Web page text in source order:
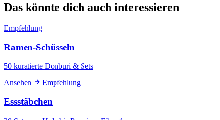
Das könnte dich auch interessieren
Empfehlung
Ramen-Schüsseln
50 kuratierte Donburi & Sets
Ansehen
Empfehlung
Essstäbchen